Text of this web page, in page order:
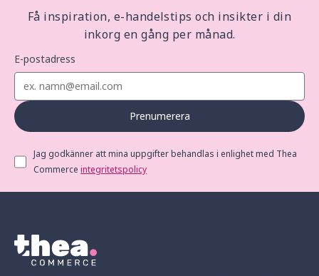
Få inspiration, e-handelstips och insikter i din
inkorg en gång per månad.
E-postadress
Prenumerera
Jag godkänner att mina uppgifter behandlas i enlighet med Thea
Commerceintegritetspolicy